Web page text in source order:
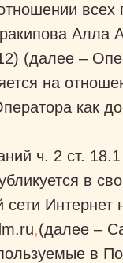
Алла
(далее –
на
как
ч. 2 ст.
в
сети
,(далее –
в